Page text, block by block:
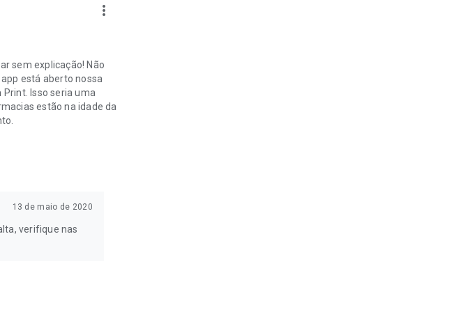
more_vert
sem explicação! Não
está aberto nossa
Isso seria uma
estão na idade da
13 de maio de 2020
verifique nas